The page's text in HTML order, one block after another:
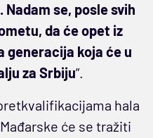
Nadam se, posle svih
da će opet iz
generacija koja će u
za Srbiju”.
hala
će se tražiti